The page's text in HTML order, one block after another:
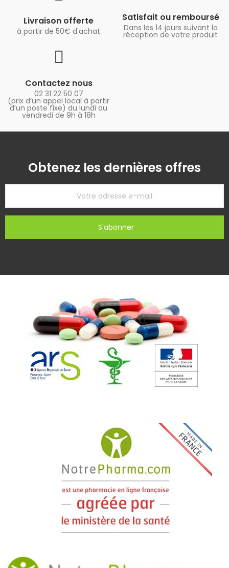
Livraison offerte
à partir de 50€ d'achat
Satisfait ou remboursé
Dans les 14 jours suivant la
réception de votre produit
Contactez nous
02 31 22 50 07
(prix d’un appel local à partir
d’un poste fixe) du lundi au
vendredi de 9h à 18h
Obtenez les dernières offres
S'abonner